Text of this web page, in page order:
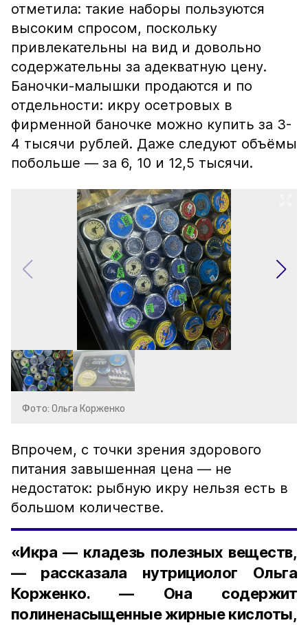
отметила: такие наборы пользуются
высоким спросом, поскольку
привлекательны на вид и довольно
содержательны за адекватную цену.
Баночки-малышки продаются и по
отдельности: икру осетровых в
фирменной баночке можно купить за 3-
4 тысячи рублей. Даже следуют объёмы
побольше — за 6, 10 и 12,5 тысячи.
Фото: Ольга Корженко
Впрочем, с точки зрения здорового
питания завышенная цена — не
недостаток: рыбную икру нельзя есть в
большом количестве.
«Икра — кладезь полезных веществ,
— рассказала нутрициолог Ольга
Корженко. — Она содержит
полиненасыщенные жирные кислоты,